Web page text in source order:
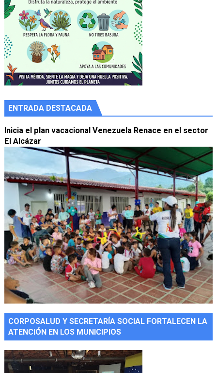
ENTRADA DESTACADA
Inicia el plan vacacional Venezuela Renace en el sector
El Alcázar
CORPOSALUD Y SECRETARÍA SOCIAL FORTALECEN LA
ATENCIÓN EN LOS MUNICIPIOS